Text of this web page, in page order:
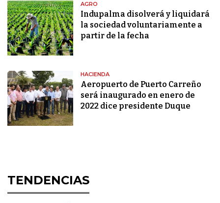
AGRO
Indupalma disolverá y liquidará
la sociedad voluntariamente a
partir de la fecha
HACIENDA
Aeropuerto de Puerto Carreño
será inaugurado en enero de
2022 dice presidente Duque
TENDENCIAS